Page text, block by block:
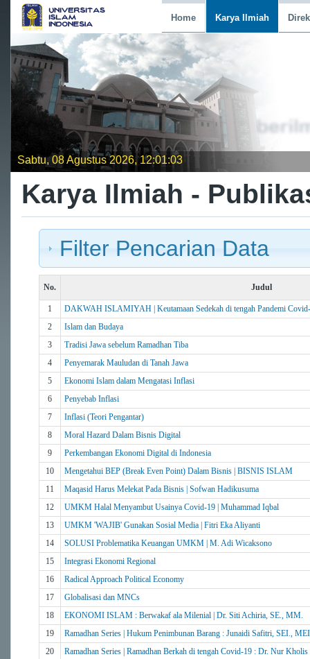
Home Karya Ilmiah
Sabtu, 08 Agustus 2026, 12:01:03
Karya Ilmiah -
Filter Pencarian Data
No. Judul
1
DAKWAH ISLAMIYAH | Keutamaan Sedekah di tengah Pandemi
2
Islam dan Budaya
3
Tradisi Jawa sebelum Ramadhan Tiba
4
Penyemarak Mauludan di Tanah Jawa
5
Ekonomi Islam dalam Mengatasi Inflasi
6
Penyebab Inflasi
7
Inflasi (Teori Pengantar)
8
Moral Hazard Dalam Bisnis Digital
9
Perkembangan Ekonomi Digital di Indonesia
10
Mengetahui BEP (Break Even Point) Dalam Bisnis | BISNIS ISLAM
11
Maqasid Harus Melekat Pada Bisnis | Sofwan Hadikusuma
12
UMKM Halal Menyambut Usainya Covid-19 | Muhammad Iqbal
13
UMKM 'WAJIB' Gunakan Sosial Media | Fitri Eka Aliyanti
14
SOLUSI Problematika Keuangan UMKM | M. Adi Wicaksono
15
Integrasi Ekonomi Regional
16
Radical Approach Political Economy
17
Globalisasi dan MNCs
18
EKONOMI ISLAM : Berwakaf ala Milenial | Dr. Siti Achiria, SE., MM.
19
Ramadhan Series | Hukum Penimbunan Barang : Junaidi Safitri, SEI., MEI
20
Ramadhan Series | Ramadhan Berkah di tengah Covid-19 : Dr. Nur